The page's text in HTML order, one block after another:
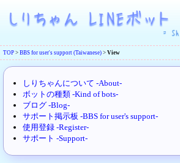
TOP > BBS for user's support (Taiwanese) > View
しりちゃんについて -About-
ボットの種類 -Kind of bots-
ブログ -Blog-
サポート掲示板 -BBS for user's support-
使用登録 -Register-
サポート -Support-